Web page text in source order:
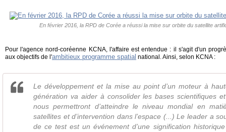
En février 2016, la RPD de Corée a réussi la mise sur orbite du satellite
Pour l'agence nord-coréenne KCNA, l'affaire est entendue : il s'agit d'un
aux objectifs de l'ambitieux programme spatial national. Ainsi, selon KCNA :
Le développement et la mise au point d’un moteur à
génération va aider à consolider les bases scientifiques
nous permettront d’atteindre le niveau mondial en
satellites et d’intervention dans l’espace (...) Le leader a
de ce test est un événement d’une signification